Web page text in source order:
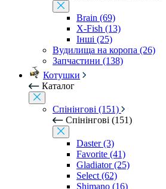
Brain (69)
X-Fish (13)
Інші (25)
Вудилища на коропа (26)
Запчастини (138)
Котушки
Каталог
Спінінгові (151)
Спінінгові (151)
Daster (3)
Favorite (41)
Gladiator (25)
Select (62)
Shimano (16)